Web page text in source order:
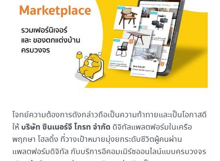
โจทย์ความต้องการดังกล่าวถือเป็นความท้าทายและเป็นโอกาสดี
ให้ บริษัท ซินเนอร์จี โกรท จำกัด ดิจิทัลแพลตฟอร์มในเครือ
พฤกษา โฮลดิ้ง ที่วางเป้าหมายมุ่งยกระดับชีวิตผู้คนผ่าน
แพลตฟอร์มดิจิทัล กับบริการอีคอมเมิร์ซออนไลน์แบบครบวงจร